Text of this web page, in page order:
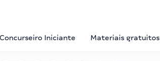
Concurseiro Iniciante Materiais gratuitos